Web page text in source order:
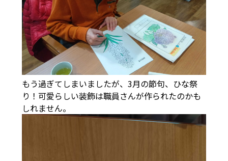
もう過ぎてしまいましたが、3月の節句、ひな祭
り！可愛らしい装飾は職員さんが作られたのかも
しれません。